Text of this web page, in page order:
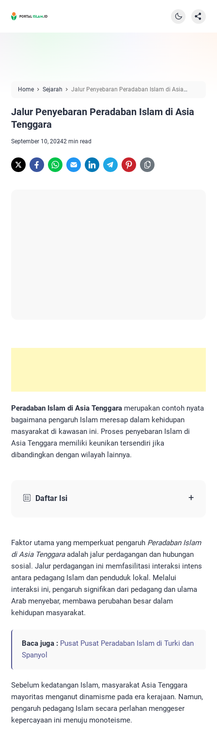
Home Sejarah
Jalur Penyebaran Peradaban Islam di Asia
Jalur Penyebaran Peradaban Islam di Asia
Tenggara
September 10, 20242 min read
Peradaban Islam di Asia Tenggara merupakan contoh nyata
bagaimana pengaruh Islam meresap dalam kehidupan
masyarakat di kawasan ini. Proses penyebaran Islam di
Asia Tenggara memiliki keunikan tersendiri jika
dibandingkan dengan wilayah lainnya.
Daftar Isi +
Faktor utama yang memperkuat pengaruh Peradaban Islam
di Asia Tenggaraadalah jalur perdagangan dan hubungan
sosial. Jalur perdagangan ini memfasilitasi interaksi intens
antara pedagang Islam dan penduduk lokal. Melalui
interaksi ini, pengaruh signifikan dari pedagang dan ulama
Arab menyebar, membawa perubahan besar dalam
kehidupan masyarakat.
Baca juga : Pusat Pusat Peradaban Islam di Turki dan
Spanyol
Sebelum kedatangan Islam, masyarakat Asia Tenggara
mayoritas menganut dinamisme pada era kerajaan. Namun,
pengaruh pedagang Islam secara perlahan menggeser
kepercayaan ini menuju monoteisme.